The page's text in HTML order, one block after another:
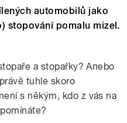
automobilů jako
stopování pomalu mizel.
a stopařky? Anebo
tuhle skoro
s někým, kdo z vás na